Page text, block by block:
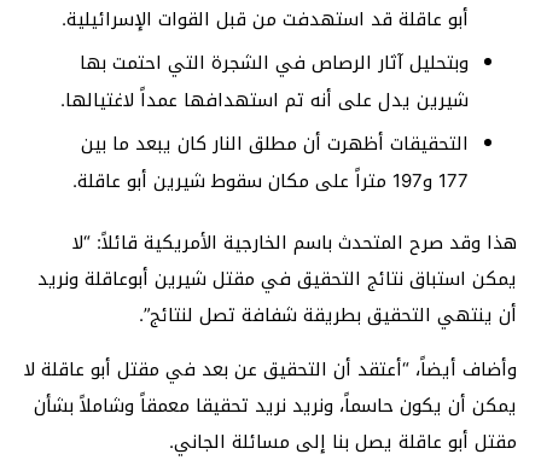
أبو عاقلة قد استهدفت من قبل القوات الإسرائيلية.
وبتحليل آثار الرصاص في الشجرة التي احتمت بها
شيرين يدل على أنه تم استهدافها عمداً لاغتيالها.
التحقيقات أظهرت أن مطلق النار كان يبعد ما بين
177 و197 متراً على مكان سقوط شيرين أبو عاقلة.
هذا وقد صرح المتحدث باسم الخارجية الأمريكية قائلاً: “لا
يمكن استباق نتائج التحقيق في مقتل شيرين أبوعاقلة ونريد
أن ينتهي التحقيق بطريقة شفافة تصل لنتائج”.
وأضاف أيضاً، “أعتقد أن التحقيق عن بعد في مقتل أبو عاقلة لا
يمكن أن يكون حاسماً، ونريد نريد تحقيقا معمقاً وشاملاً بشأن
مقتل أبو عاقلة يصل بنا إلى مسائلة الجاني.